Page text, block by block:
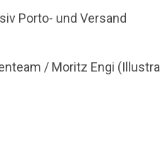
Porto- und Versand
/ Moritz Engi